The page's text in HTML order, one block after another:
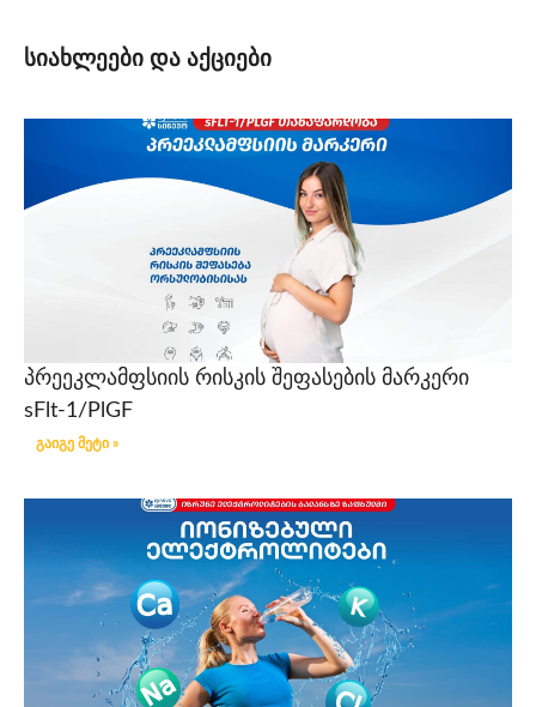
სიახლეები და აქციები
პრეეკლამფსიის რისკის შეფასების მარკერი
sFlt-1/PlGF
გაიგე მეტი »